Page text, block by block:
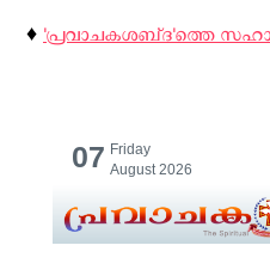
♦️ 'പ്രവാചകശബ്‌ദ'ത്തെ